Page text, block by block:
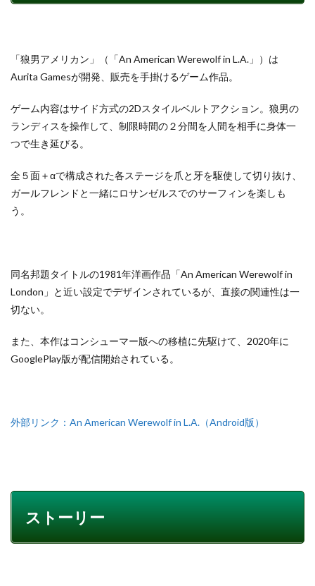
「狼男アメリカン」（「An American Werewolf in L.A.」）は
Aurita Gamesが開発、販売を手掛けるゲーム作品。
ゲーム内容はサイド方式の2Dスタイルベルトアクション。狼男の
ランディスを操作して、制限時間の２分間を人間を相手に身体一
つで生き延びる。
全５面＋αで構成された各ステージを爪と牙を駆使して切り抜け、
ガールフレンドと一緒にロサンゼルスでのサーフィンを楽しも
う。
同名邦題タイトルの1981年洋画作品「An American Werewolf in
London」と近い設定でデザインされているが、直接の関連性は一
切ない。
また、本作はコンシューマー版への移植に先駆けて、2020年に
GooglePlay版が配信開始されている。
外部リンク：An American Werewolf in L.A.（Android版）
ストーリー